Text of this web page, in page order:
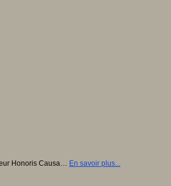
Honoris Causa… En savoir plus...